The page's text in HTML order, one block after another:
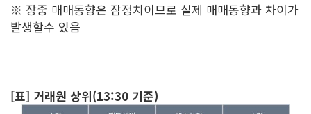
※ 장중 매매동향은 잠정치이므로 실제 매매동향과 차이가
발생할수 있음
[표] 거래원 상위(13:30 기준)